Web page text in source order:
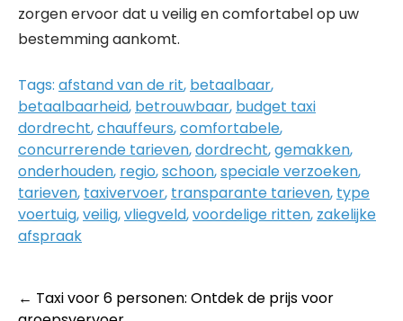
zorgen ervoor dat u veilig en comfortabel op uw
bestemming aankomt.
Tags: afstand van de rit, betaalbaar,
betaalbaarheid, betrouwbaar, budget taxi
dordrecht,chauffeurs,comfortabele,
concurrerende tarieven,dordrecht,gemakken,
onderhouden, regio,schoon,speciale verzoeken,
tarieven, taxivervoer, transparante tarieven, type
voertuig,veilig,vliegveld,voordelige ritten, zakelijke
afspraak
Post
← Taxi voor 6 personen: Ontdek de prijs voor